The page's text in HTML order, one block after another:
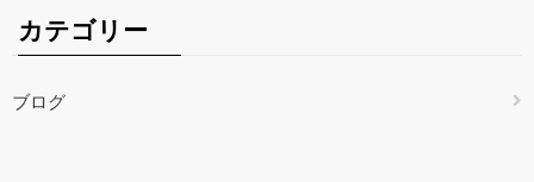
カテゴリー
ブログ